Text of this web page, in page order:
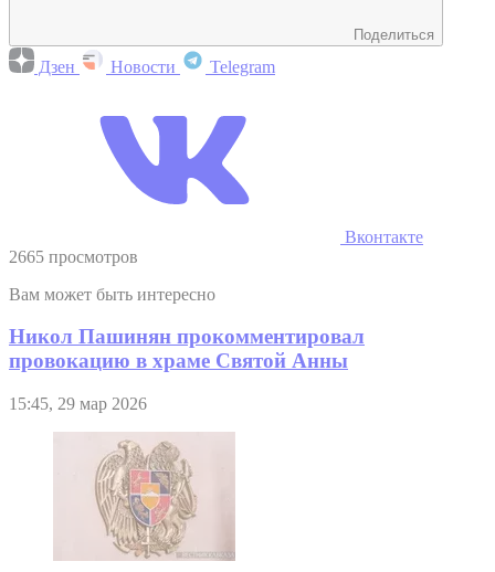
Поделиться
Дзен Новости Telegram
Вконтакте
2665 просмотров
Вам может быть интересно
Никол Пашинян прокомментировал
провокацию в храме Святой Анны
15:45, 29 мар 2026